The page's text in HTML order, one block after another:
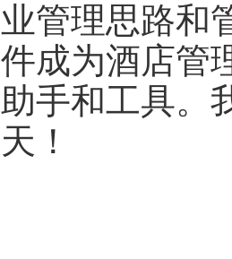
业管理思路和
件成为酒店管
助手和工具。
天！